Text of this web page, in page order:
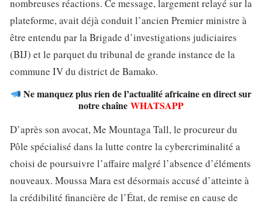
nombreuses réactions. Ce message, largement relayé sur la
plateforme, avait déjà conduit l’ancien Premier ministre à
être entendu par la Brigade d’investigations judiciaires
(BIJ) et le parquet du tribunal de grande instance de la
commune IV du district de Bamako.
Ne manquez plus rien de l’actualité africaine en direct sur
notre chaîne WHATSAPP
D’après son avocat, Me Mountaga Tall, le procureur du
Pôle spécialisé dans la lutte contre la cybercriminalité a
choisi de poursuivre l’affaire malgré l’absence d’éléments
nouveaux. Moussa Mara est désormais accusé d’atteinte à
la crédibilité financière de l’État, de remise en cause de